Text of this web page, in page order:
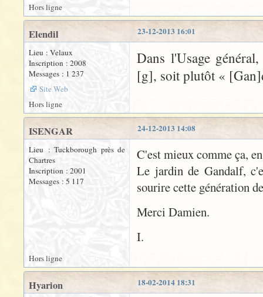
Hors ligne
23-12-2013 16:01
Elendil
Lieu : Velaux
Inscription : 2008
Messages : 1 237
Site Web
Dans l'Usage
[g], soit plutôt «
Hors ligne
24-12-2013 14:08
ISENGAR
Lieu : Tuckborough près de
Chartres
Inscription : 2001
Messages : 5 117
C'est mieux comme ça,
Le jardin de Gandalf,
sourire cette génération
Merci Damien.
I.
Hors ligne
18-02-2014 18:31
Hyarion